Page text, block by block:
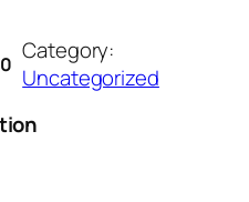
ド
ド
Category:
Uncategorized